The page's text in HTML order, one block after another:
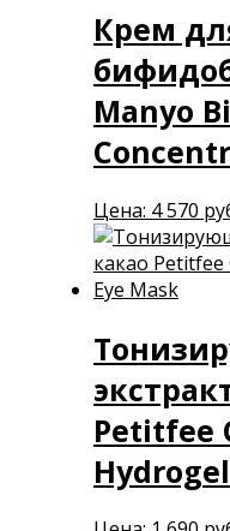
Крем
Manyo
Цена: 4 570
Petitfee